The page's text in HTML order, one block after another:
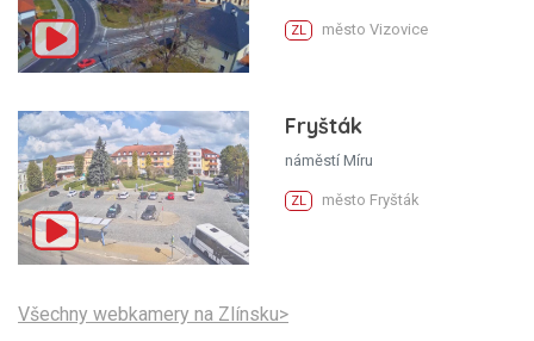
ZL město Vizovice
Fryšták
náměstí Míru
ZL město Fryšták
Všechny webkamery na Zlínsku>